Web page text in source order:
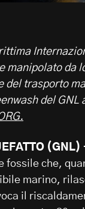
manipolato da
del trasporto
del
(GNL)
fossile che,
marino,
il